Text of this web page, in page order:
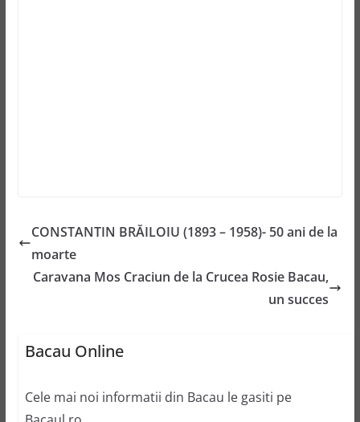
CONSTANTIN BRĂILOIU (1893 – 1958)- 50 ani de la
moarte
Caravana Mos Craciun de la Crucea Rosie Bacau,
un succes
Bacau Online
Cele mai noi informatii din Bacau le gasiti pe